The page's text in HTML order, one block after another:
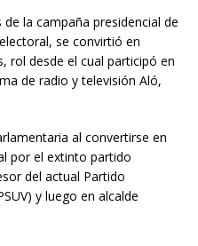
la campaña presidencial de
se convirtió en
rol desde el cual participó en
de radio y televisión Aló,
al convertirse en
por el extinto partido
del actual Partido
y luego en alcalde